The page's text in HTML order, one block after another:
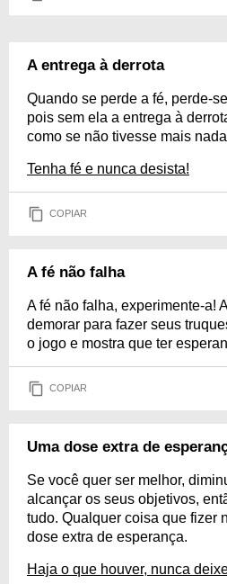
A entrega à derrota
Quando se perde a fé, perde-
pois sem ela a entrega à
como se não tivesse mais
Tenha fé e nunca desista!
COPIAR
A fé não falha
A fé não falha, experimente-a!
demorar para fazer seus
o jogo e mostra que ter
COPIAR
Uma dose extra de
Se você quer ser melhor,
alcançar os seus objetivos,
tudo. Qualquer coisa que fizer
dose extra de esperança.
Haja o que houver, nunca